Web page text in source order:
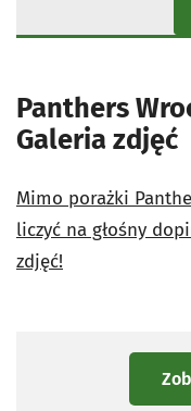
Panthers
Galeria zdjęć
Mimo porażki
liczyć na głośny
zdjęć!